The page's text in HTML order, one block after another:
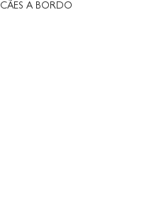
CÃES A BORDO